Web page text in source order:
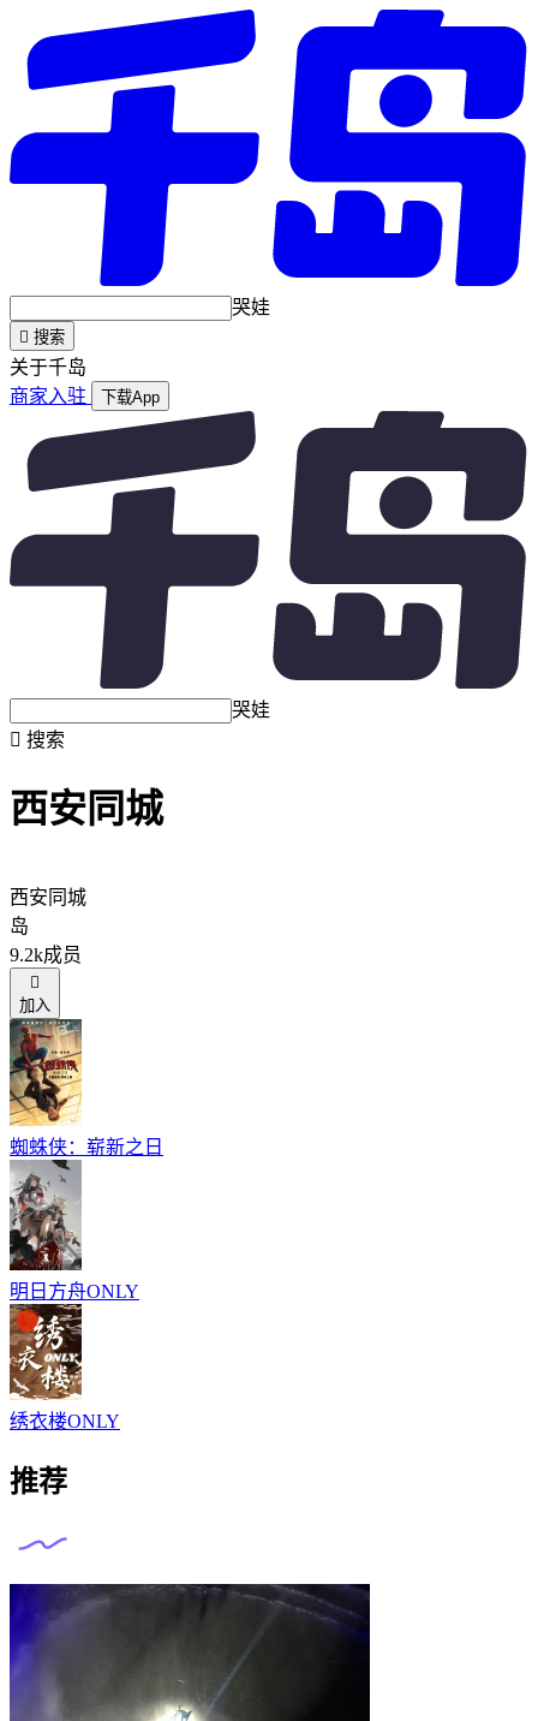
哭娃
 搜索
关于千岛
商家入驻
下载App
哭娃
 搜索
西安同城
西安同城
岛
9.2k成员

加入
蜘蛛侠：崭新之日
明日方舟ONLY
绣衣楼ONLY
推荐